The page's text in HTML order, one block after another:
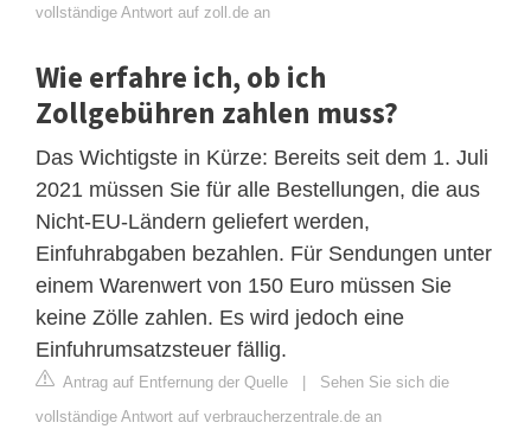
vollständige Antwort auf zoll.de an
Wie erfahre ich, ob ich
Zollgebühren zahlen muss?
Das Wichtigste in Kürze: Bereits seit dem 1. Juli
2021 müssen Sie für alle Bestellungen, die aus
Nicht-EU-Ländern geliefert werden,
Einfuhrabgaben bezahlen. Für Sendungen unter
einem Warenwert von 150 Euro müssen Sie
keine Zölle zahlen. Es wird jedoch eine
Einfuhrumsatzsteuer fällig.
Antrag auf Entfernung der Quelle | Sehen Sie sich die
vollständige Antwort auf verbraucherzentrale.de an